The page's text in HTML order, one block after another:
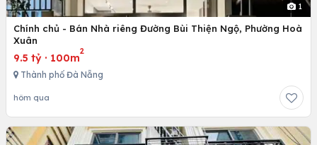
1
Chính chủ - Bán Nhà riêng Đường Bùi Thiện Ngộ, Phường Hoà
Xuân
9.5 tỷ · 100m
2
Thành phố Đà Nẵng
hôm qua